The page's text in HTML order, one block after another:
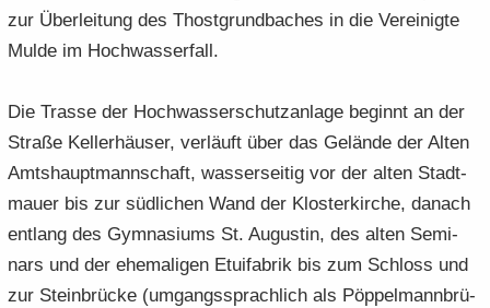
zur Über­lei­tung des Thost­grund­ba­ches in die Ver­ei­nig­te
Mulde im Hoch­was­ser­fall.
Die Tras­se der Hoch­was­ser­schutz­an­la­ge be­ginnt an der
Stra­ße Kel­ler­häu­ser, ver­läuft über das Ge­län­de der Alten
Amts­haupt­mann­schaft, was­ser­sei­tig vor der alten Stadt­
mau­er bis zur süd­li­chen Wand der Klos­ter­kir­che, da­nach
ent­lang des Gym­na­si­ums St. Au­gus­tin, des alten Se­mi­
nars und der ehe­ma­li­gen Etui­fa­brik bis zum Schloss und
zur Stein­brü­cke (um­gangs­sprach­lich als Pöp­pel­mann­brü­